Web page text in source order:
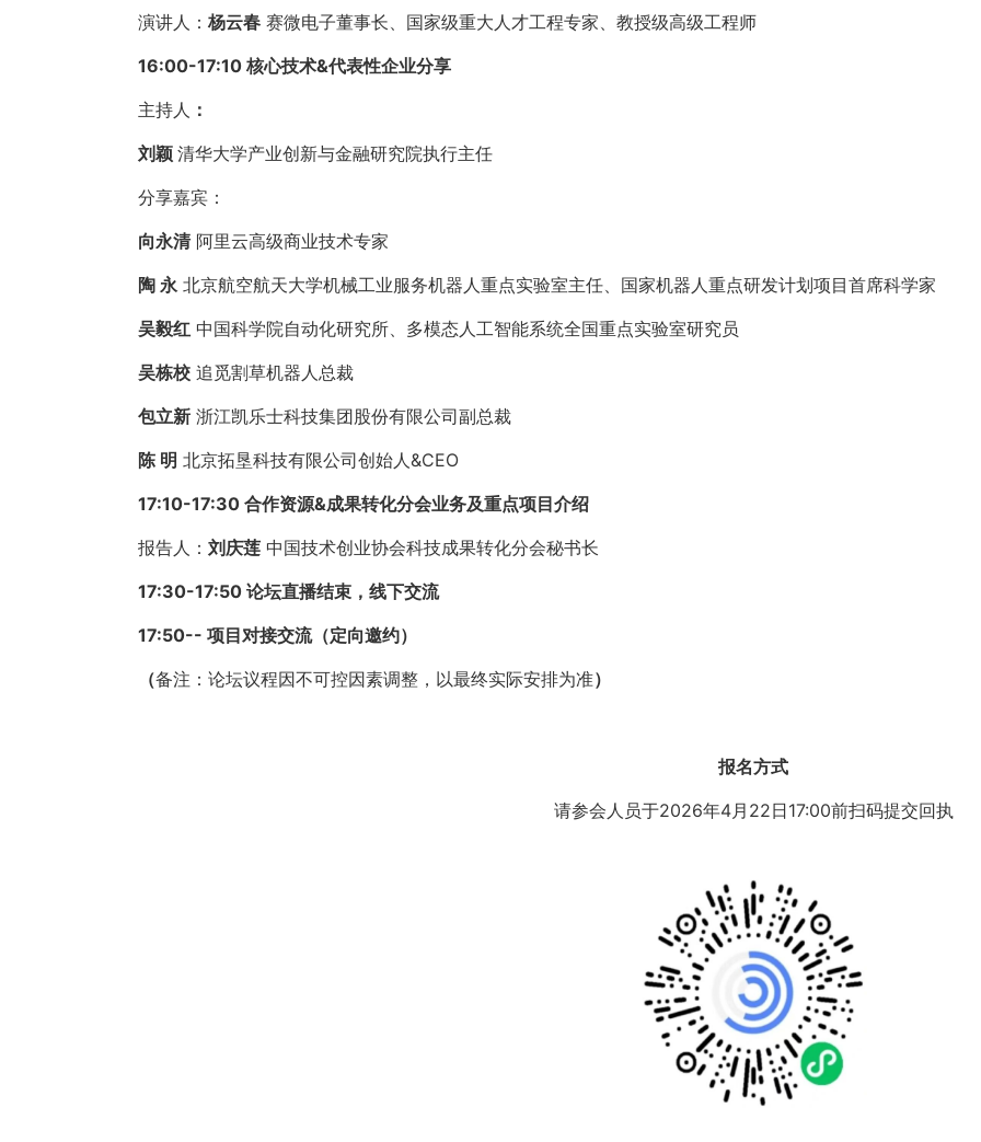
演讲人： 杨云春赛微电子董事长、国家级重大人才工程专家、教授级高级工程师
16:00-17:10 核心技术&代表性企业分享
主持人 ：
刘颖 清华大学产业创新与金融研究院执行主任
分享嘉宾：
向永清阿里云高级商业技术专家
陶 永北京航空航天大学机械工业服务机器人重点实验室主任、国家机器人重点研发计划项目首席科学家
吴毅红中国科学院自动化研究所、多模态人工智能系统全国重点实验室研究员
吴栋校追觅割草机器人总裁
包立新浙江凯乐士科技集团股份有限公司副总裁
陈 明 北京拓垦科技有限公司创始人&CEO
17:10-17:30 合作资源&成果转化分会业务及重点项目介绍
报告人： 刘庆莲中国技术创业协会科技成果转化分会秘书长
17:30-17:50 论坛直播结束，线下交流
17:50-- 项目对接交流（定向邀约）
（备注：论坛议程因不可控因素调整，以最终实际安排为准）
报名方式
请参会人员于2026年4月22日17:00前扫码提交回执